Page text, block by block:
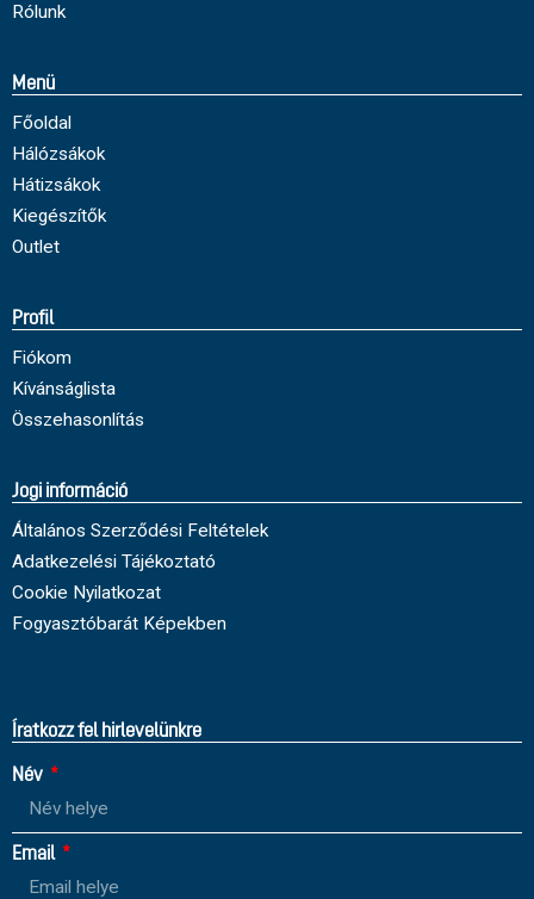
Rólunk
Menü
Főoldal
Hálózsákok
Hátizsákok
Kiegészítők
Outlet
Profil
Fiókom
Kívánságlista
Összehasonlítás
Jogi információ
Általános Szerződési Feltételek
Adatkezelési Tájékoztató
Cookie Nyilatkozat
Fogyasztóbarát Képekben
Íratkozz fel hirlevelünkre
Név
Email